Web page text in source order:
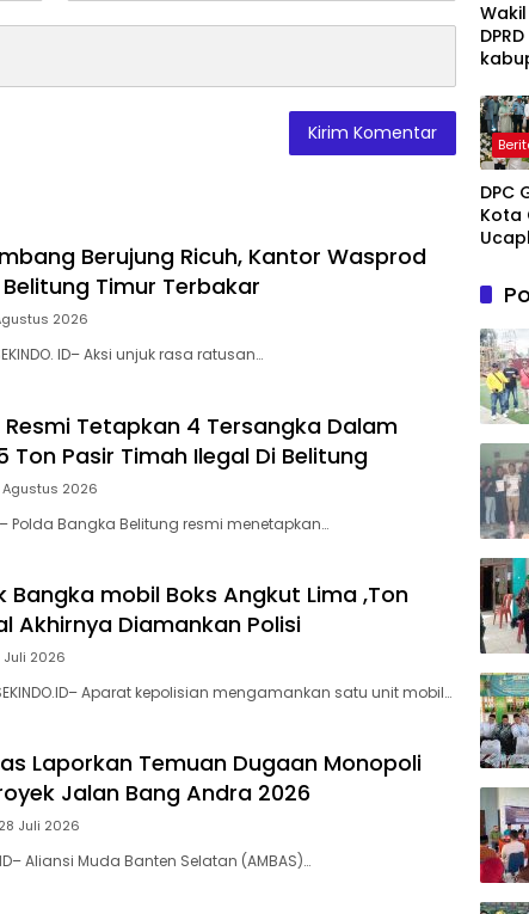
Berujung Ricuh, Kantor Wasprod
Timur Terbakar
2026
ID– Aksi unjuk rasa ratusan…
Resmi Tetapkan 4 Tersangka Dalam
Ton Pasir Timah Ilegal Di Belitung
Agustus 2026
Polda Bangka Belitung resmi menetapkan…
Bangka mobil Boks Angkut Lima ,Ton
Akhirnya Diamankan Polisi
Juli 2026
SEKINDO.ID– Aparat kepolisian mengamankan satu unit mobil…
Laporkan ‎Temuan Dugaan Monopoli
Jalan Bang Andra 2026
Juli 2026
ID– Aliansi Muda Banten Selatan (AMBAS)…
DPRD
Irwan
DPC
Kota
untuk